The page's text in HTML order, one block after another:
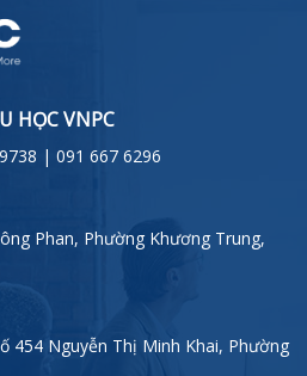
HỌC VNPC
| 091 667 6296
Phan, Phường Khương Trung,
454 Nguyễn Thị Minh Khai, Phường